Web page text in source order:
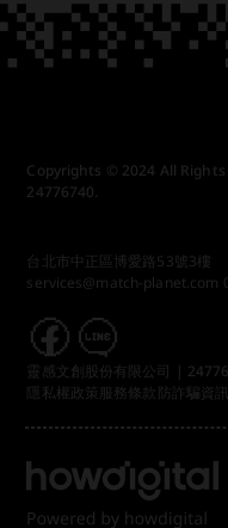
Copyrights © 2024 All Rights
24776740.
台北市中正區博愛路53號3樓
services@match-planet.com
靈感文創股份有限公司 |
隱私權政策 服務條款 防詐騙資訊